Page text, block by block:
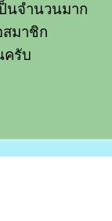
นจำนวนมาก
มาชิก
ครับ